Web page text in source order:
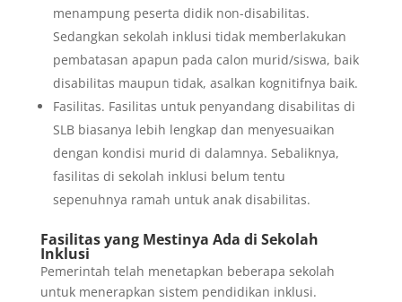
menampung peserta didik non-disabilitas.
Sedangkan sekolah inklusi tidak memberlakukan
pembatasan apapun pada calon murid/siswa, baik
disabilitas maupun tidak, asalkan kognitifnya baik.
Fasilitas. Fasilitas untuk penyandang disabilitas di
SLB biasanya lebih lengkap dan menyesuaikan
dengan kondisi murid di dalamnya. Sebaliknya,
fasilitas di sekolah inklusi belum tentu
sepenuhnya ramah untuk anak disabilitas.
Fasilitas yang Mestinya Ada di Sekolah
Inklusi
Pemerintah telah menetapkan beberapa sekolah
untuk menerapkan sistem pendidikan inklusi.